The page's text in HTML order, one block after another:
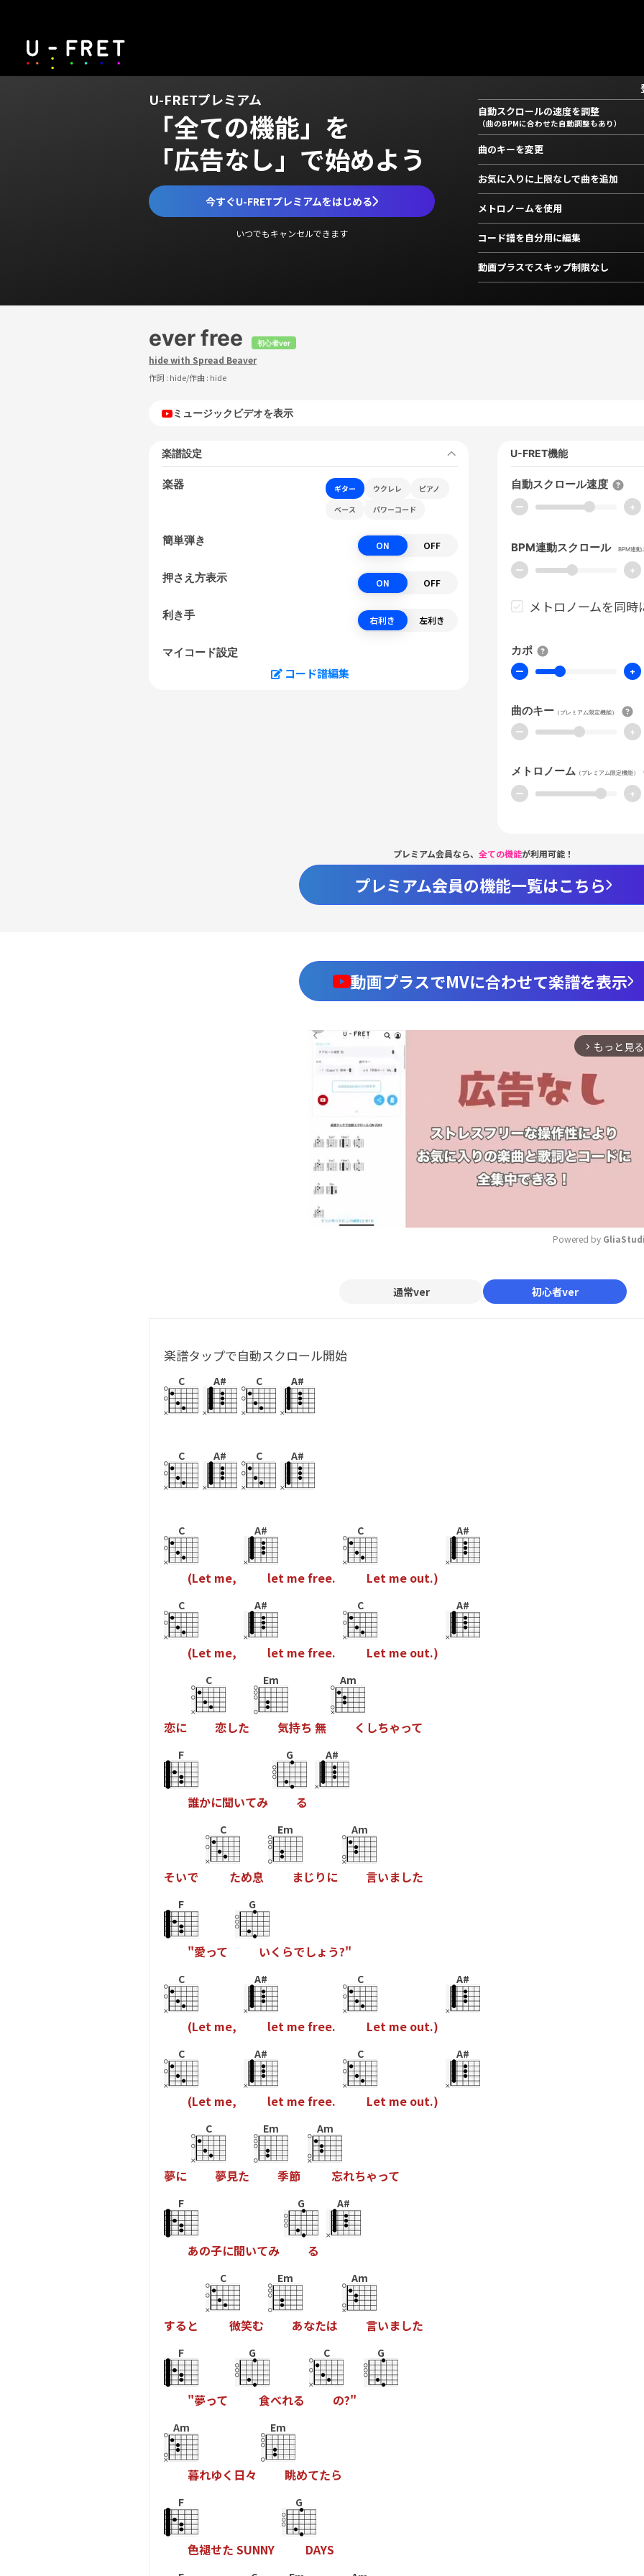
U-FRETプレミアム
「全ての機能」を
「広告なし」で始めよう
今すぐU-FRETプレミアムをはじめる
いつでもキャンセルできます
自動スクロールの速度を調整
（曲のBPMに合わせた自動調整もあり）
曲のキーを変更
お気に入りに上限なしで曲を追加
メトロノームを使用
コード譜を自分用に編集
動画プラスでスキップ制限なし
ever free 初心者ver
hide with Spread Beaver
作詞 : hide/作曲 : hide
ミュージックビデオを表示
楽譜設定
楽器 ギター ウクレレ
ピアノ
ベース
パワーコード
簡単弾き ON OFF
押さえ方表示 ON OFF
利き手 右利き 左利き
マイコード設定
コード譜編集
U-FRET機能
自動スクロール速度
ー +
BPM連動スクロール BPM連動
ー +
メトロノームを同時
カポ
ー +
曲のキー （プレミアム限定機能）
ー +
メトロノーム （プレミアム限定機能）
ー +
プレミアム会員なら、 全ての機能が利用可能！
プレミアム会員の機能一覧はこちら
動画プラスでMVに合わせて楽譜を表示
arrow_forward_ios もっと見る
Mute
Powered by
通常ver 初心者ver
楽譜タップで自動スクロール開始
C A# C A#
C A# C A#
C
(Let me,
A#
let mefree.
C
Let me out.)
A#
C
(Let me,
A#
let mefree.
C
Let me out.)
A#
恋に
C
恋した
Em
気持ち 無
Am
く しちゃって
F
誰かに聞いてみ
G
る
A#
そいで
C
ため息
Em
まじ り に
Am
言いました
F
"愛って
G
いく らでしょ う?"
C
(Let me,
A#
let mefree.
C
Let me out.)
A#
C
(Let me,
A#
let mefree.
C
Let me out.)
A#
夢に
C
夢見た
Em
季節
Am
忘れちゃって
F
あの子に聞いてみ
G
る
A#
する と
C
微笑む
Em
あなたは
Am
言いました
F
"夢って
G
食べれる
C
の?"
G
Am
暮れゆく 日々
Em
眺めてたら
F
色褪せた SUNNY
G
DAYS